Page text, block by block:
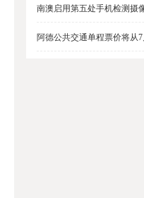
南澳启用第五处手机检测摄
阿德公共交通单程票价将从7